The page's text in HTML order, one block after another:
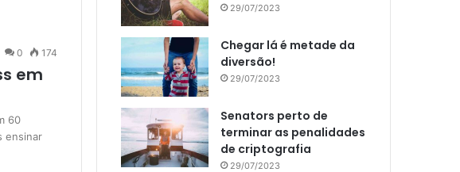
0 174
em
60
ensinar
29/07/2023
Chegar lá é metade da
diversão!
29/07/2023
Senators perto de
terminar as penalidades
de criptografia
29/07/2023